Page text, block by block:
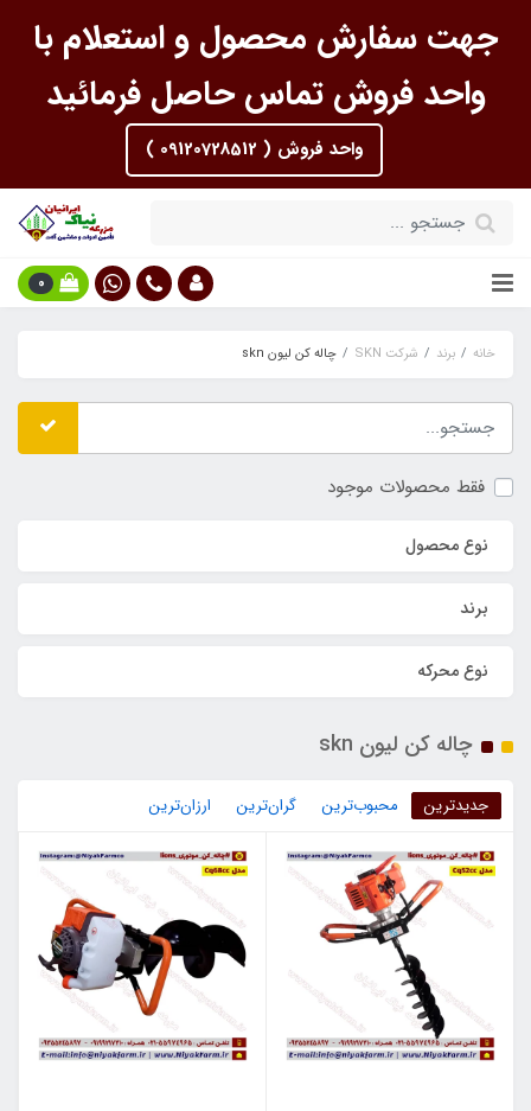
جهت سفارش محصول و استعلام با
واحد فروش تماس حاصل فرمائید
واحد فروش ( 09120728512 )
0
خانه برند شرکت SKN چاله کن لیون skn
فقط محصولات موجود
نوع محصول
برند
نوع محرکه
چاله کن لیون skn
جدیدترین محبوب‌ترین گران‌ترین ارزان‌ترین